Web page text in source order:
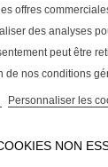
offres
des analyses
peut être
de nos conditions
Personnaliser les
NON